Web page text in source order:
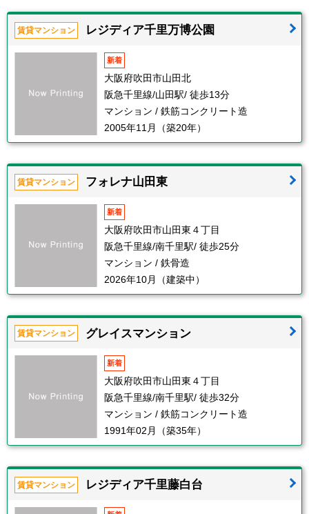
賃貸マンション レジディア千里万博公園
新着
大阪府吹田市山田北
阪急千里線/山田駅/ 徒歩13分
マンション / 鉄筋コンクリート造
2005年11月（築20年）
賃貸マンション フォレナ山田東
新着
大阪府吹田市山田東４丁目
阪急千里線/南千里駅/ 徒歩25分
マンション / 鉄骨造
2026年10月（建築中）
賃貸マンション グレイスマンション
新着
大阪府吹田市山田東４丁目
阪急千里線/南千里駅/ 徒歩32分
マンション / 鉄筋コンクリート造
1991年02月（築35年）
賃貸マンション レジディア千里藤白台